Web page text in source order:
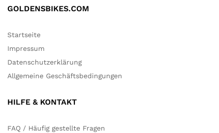
GOLDENSBIKES.COM
Startseite
Impressum
Datenschutzerklärung
Allgemeine Geschäftsbedingungen
HILFE & KONTAKT
FAQ / Häufig gestellte Fragen